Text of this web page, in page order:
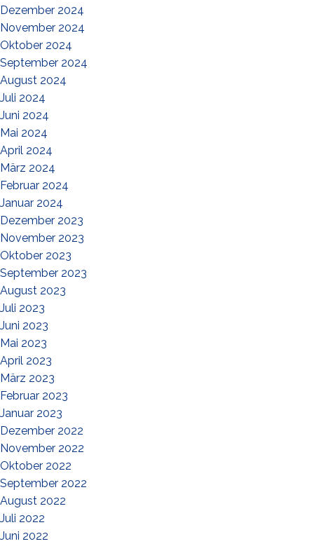
Dezember 2024
November 2024
Oktober 2024
September 2024
August 2024
Juli 2024
Juni 2024
Mai 2024
April 2024
März 2024
Februar 2024
Januar 2024
Dezember 2023
November 2023
Oktober 2023
September 2023
August 2023
Juli 2023
Juni 2023
Mai 2023
April 2023
März 2023
Februar 2023
Januar 2023
Dezember 2022
November 2022
Oktober 2022
September 2022
August 2022
Juli 2022
Juni 2022